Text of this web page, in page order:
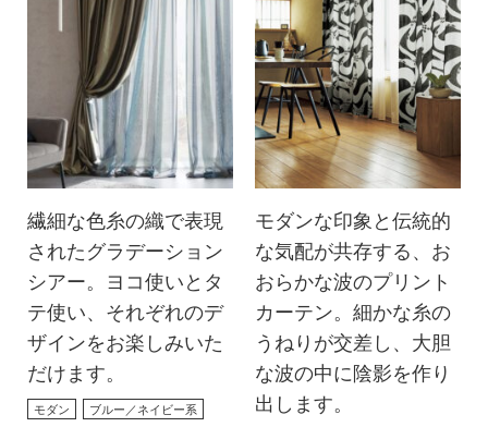
繊細な色糸の織で表現
されたグラデーション
シアー。ヨコ使いとタ
テ使い、それぞれのデ
ザインをお楽しみいた
だけます。
モダン
ブルー／ネイビー系
モダンな印象と伝統的
な気配が共存する、お
おらかな波のプリント
カーテン。細かな糸の
うねりが交差し、大胆
な波の中に陰影を作り
出します。